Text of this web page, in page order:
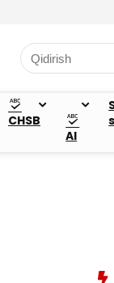
CHSB
AI